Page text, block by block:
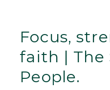
Focus,
faith | The
People.